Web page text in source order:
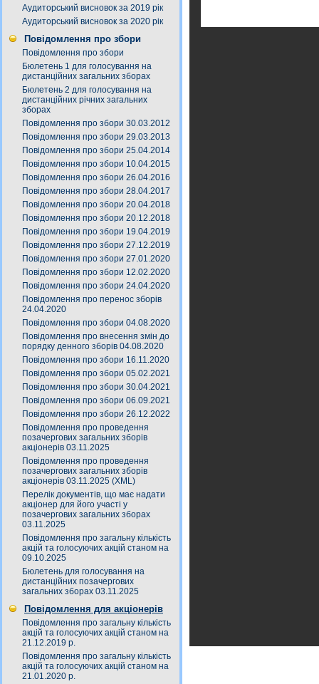
Аудиторський висновок за 2019 рік
Аудиторський висновок за 2020 рік
Повідомлення про збори
Повідомлення про збори
Бюлетень 1 для голосування на
дистанційних загальних зборах
Бюлетень 2 для голосування на
дистанційних річних загальних
зборах
Повідомлення про збори 30.03.2012
Повідомлення про збори 29.03.2013
Повідомлення про збори 25.04.2014
Повідомлення про збори 10.04.2015
Повідомлення про збори 26.04.2016
Повідомлення про збори 28.04.2017
Повідомлення про збори 20.04.2018
Повідомлення про збори 20.12.2018
Повідомлення про збори 19.04.2019
Повідомлення про збори 27.12.2019
Повідомлення про збори 27.01.2020
Повідомлення про збори 12.02.2020
Повідомлення про збори 24.04.2020
Повідомлення про перенос зборів
24.04.2020
Повідомлення про збори 04.08.2020
Повідомлення про внесення змін до
порядку денного зборів 04.08.2020
Повідомлення про збори 16.11.2020
Повідомлення про збори 05.02.2021
Повідомлення про збори 30.04.2021
Повідомлення про збори 06.09.2021
Повідомлення про збори 26.12.2022
Повідомлення про проведення
позачергових загальних зборів
акціонерів 03.11.2025
Повідомлення про проведення
позачергових загальних зборів
акціонерів 03.11.2025 (XML)
Перелік документів, що має надати
акціонер для його участі у
позачергових загальних зборах
03.11.2025
Повідомлення про загальну кількість
акцій та голосуючих акцій станом на
09.10.2025
Бюлетень для голосування на
дистанційних позачергових
загальних зборах 03.11.2025
Повідомлення для акціонерів
Повідомлення про загальну кількість
акцій та голосуючих акцій станом на
21.12.2019 р.
Повідомлення про загальну кількість
акцій та голосуючих акцій станом на
21.01.2020 р.